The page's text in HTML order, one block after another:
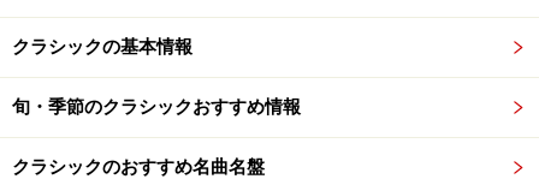
クラシックの基本情報
旬・季節のクラシックおすすめ情報
クラシックのおすすめ名曲名盤